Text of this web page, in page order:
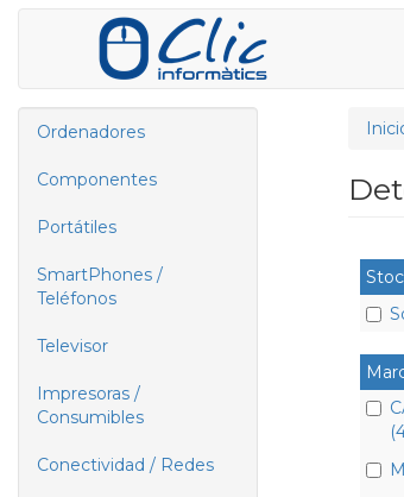
Ordenadores
Componentes
Portátiles
SmartPhones /
Teléfonos
Televisor
Impresoras /
Consumibles
Conectividad / Redes